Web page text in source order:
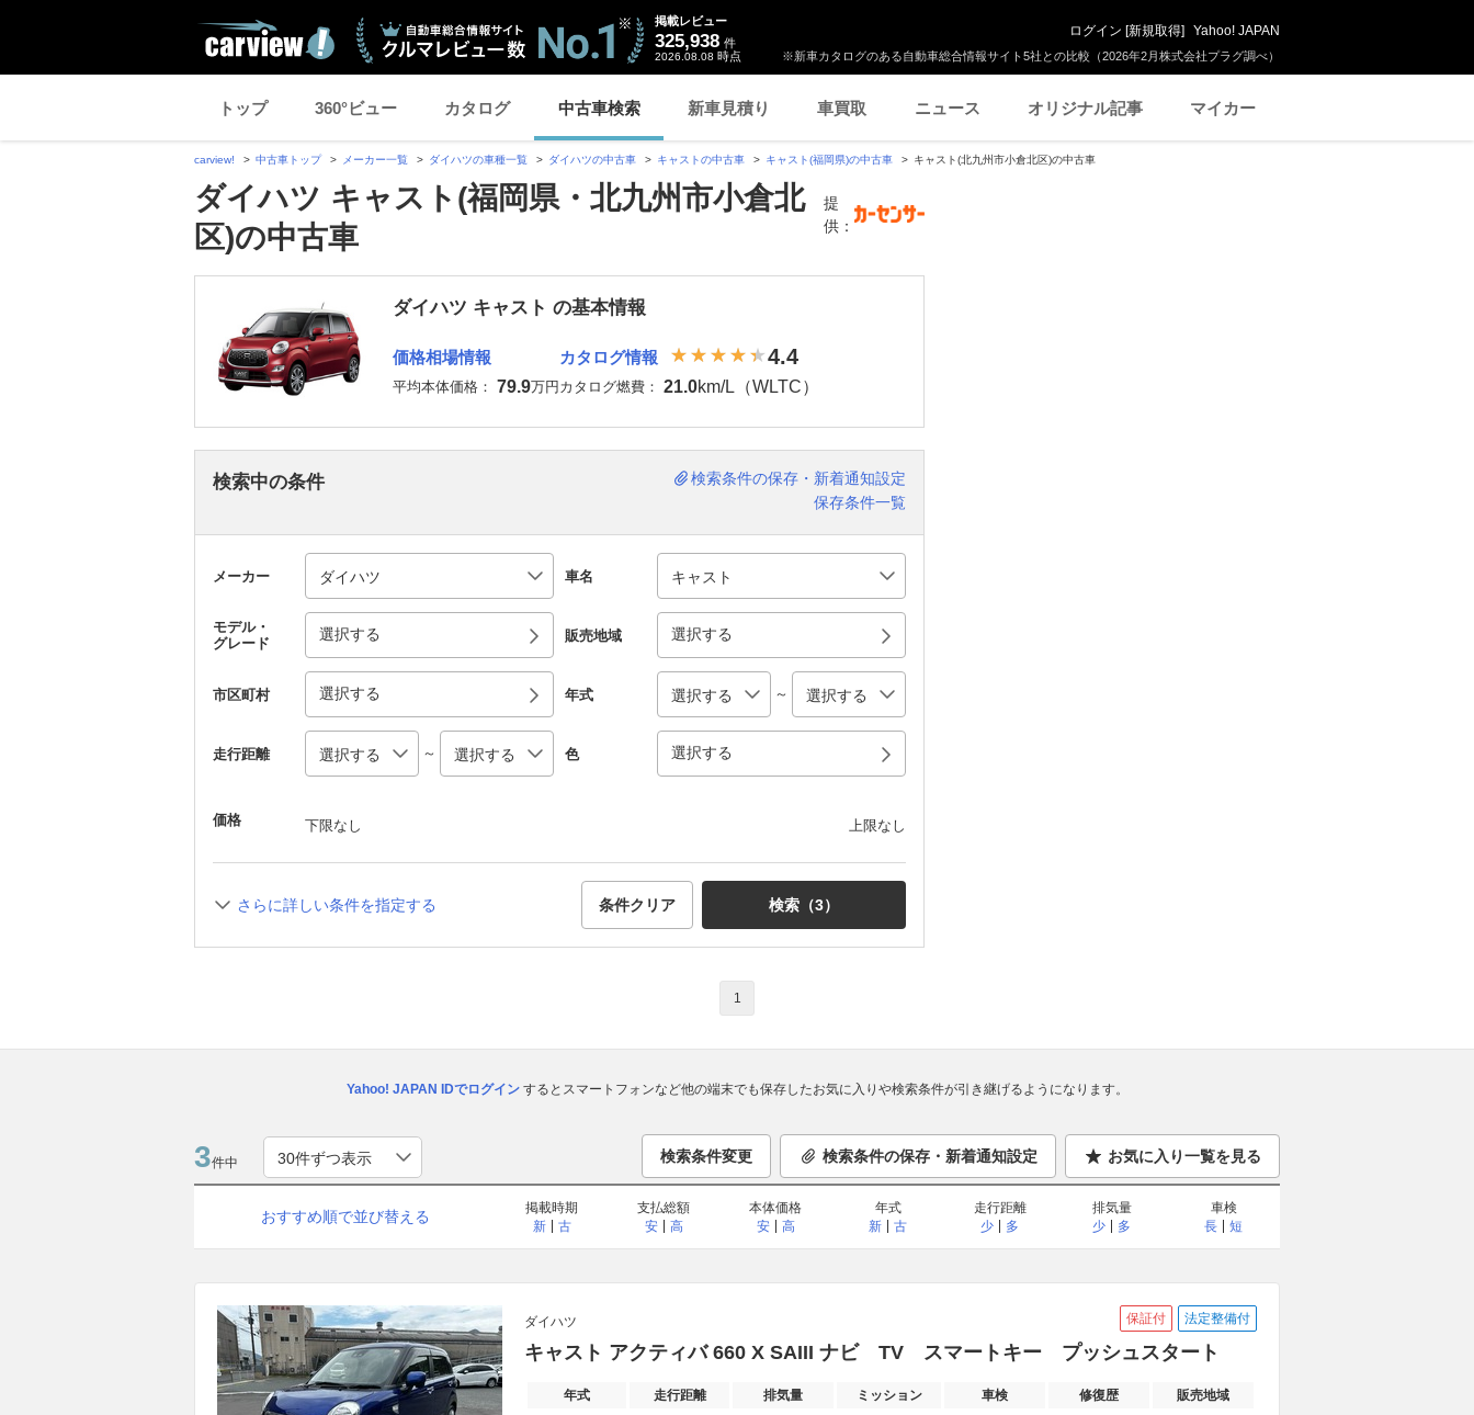
※新車カタログのある自動車総合情報サイト5社との比較（2026年2月株式会社プラグ調べ）
掲載レビュー
325,938 件
2026.08.08 時点
ログイン [新規取得] Yahoo! JAPAN
トップ 360°ビュー カタログ 中古車検索 新車見積り 車買取 ニュース オリジナル記事 マイカー
carview! 中古車トップ メーカー一覧 ダイハツの車種一覧 ダイハツの中古車 キャストの中古車 キャスト(福岡県)の中古車 キャスト(北九州市小倉北区)の中古車
ダイハツ キャスト(福岡県・北九州市小倉北
区)の中古車
提
供：
ダイハツ キャスト の基本情報
価格相場情報
平均本体価格： 79.9万円
カタログ情報 4.4
カタログ燃費： 21.0km/L（WLTC）
検索中の条件
検索条件の保存・新着通知設定
保存条件一覧
メーカー 車名
モデル・
グレード
選択する 販売地域 選択する
市区町村 選択する 年式 ～
走行距離 ～ 色 選択する
価格 下限なし 上限なし
さらに詳しい条件を指定する 条件クリア 検索（3）
1
Yahoo! JAPAN IDでログインするとスマートフォンなど他の端末でも保存したお気に入りや検索条件が引き継げるようになります。
3件中 検索条件変更 検索条件の保存・新着通知設定 お気に入り一覧を見る
おすすめ順で並び替える
掲載時期
新
古
支払総額
安
高
本体価格
安
高
年式
新
古
走行距離
少
多
排気量
少
多
車検
長
短
ダイハツ 保証付 法定整備付
キャスト アクティバ 660 X SAIII ナビ TV スマートキー プッシュスタート
年式 走行距離 排気量 ミッション 車検 修復歴 販売地域